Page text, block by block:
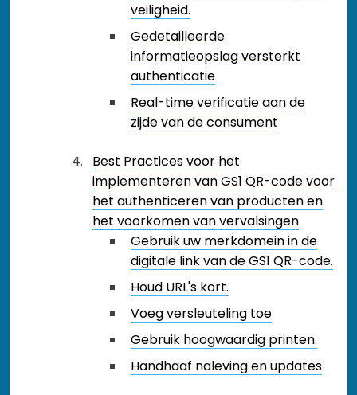
veiligheid.
Gedetailleerde
informatieopslag versterkt
authenticatie
Real-time verificatie aan de
zijde van de consument
Best Practices voor het
implementeren van GS1 QR-code voor
het authenticeren van producten en
het voorkomen van vervalsingen
Gebruik uw merkdomein in de
digitale link van de GS1 QR-code.
Houd URL's kort.
Voeg versleuteling toe
Gebruik hoogwaardig printen.
Handhaaf naleving en updates